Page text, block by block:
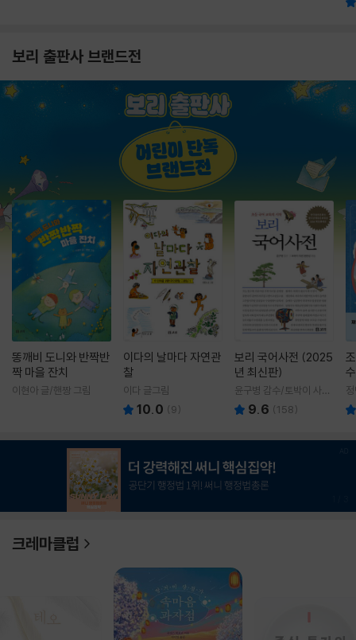
보리 출판사 브랜드전
똥깨비 도니와 반짝반
짝 마을 잔치
이현아 글/핸짱 그림
이다의 날마다 자연관
찰
이다 글그림
10.0 (9)
보리 국어사전 (2025
년 최신판)
윤구병 감수/토박이 사전
편찬실 편
9.6 (158)
크레마클럽